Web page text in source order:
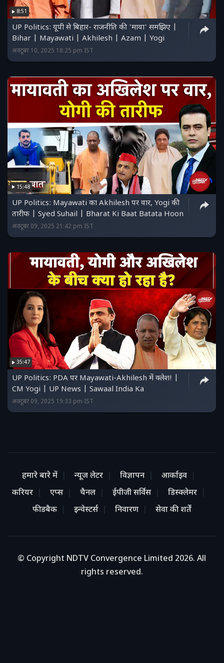
8:51
UP Politics: यूपी से बिहार- राजनीति की 'माया' समझिए |
Bihar | Mayawati | Akhilesh | Azam | Yogi
अक्टूबर 10, 2025 18:25 pm IST
15:48
UP Politics: Mayawati का Akhilesh पर वार, Yogi की
तारीफ | Syed Suhail | Bharat Ki Baat Batata Hoon
अक्टूबर 09, 2025 21:42 pm IST
35:47
UP Politics: PDA पर Mayawati-Akhilesh में क्लेश! |
CM Yogi | UP News | Sawaal India Ka
अक्टूबर 09, 2025 19:33 pm IST
हमारे बारे में न्यूज लेटर विज्ञापन
आर्काइव
करियर
एप्स चैनल ईपीजी सर्विस
डिस्क्लेमर
फीडबैक
इन्वेस्टर्स निवारण सेवा की शर्तें
© Copyright NDTV Convergence Limited 2026. All
rights reserved.